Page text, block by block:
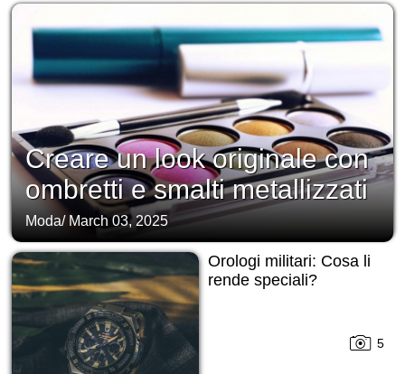
Creare un look originale con
ombretti e smalti metallizzati
Moda/ March 03, 2025
Orologi militari: Cosa li
rende speciali?
5